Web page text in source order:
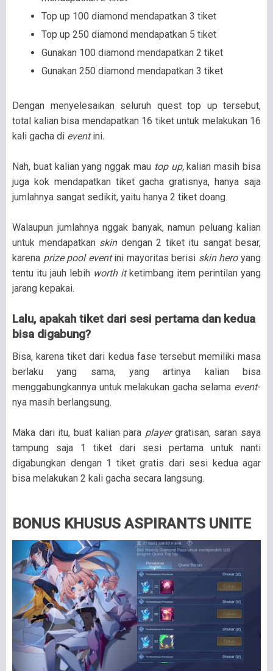
Top up 100 diamond mendapatkan 3 tiket
Top up 250 diamond mendapatkan 5 tiket
Gunakan 100 diamond mendapatkan 2 tiket
Gunakan 250 diamond mendapatkan 3 tiket
Dengan menyelesaikan seluruh quest top up tersebut,
total kalian bisa mendapatkan 16 tiket untuk melakukan 16
kali gacha di eventini.
Nah, buat kalian yang nggak mau top up,kalian masih bisa
juga kok mendapatkan tiket gacha gratisnya, hanya saja
jumlahnya sangat sedikit, yaitu hanya 2 tiket doang.
Walaupun jumlahnya nggak banyak, namun peluang kalian
untuk mendapatkan skin dengan 2 tiket itu sangat besar,
karena prize pool eventini mayoritas berisi skin heroyang
tentu itu jauh lebih worth itketimbang item perintilan yang
jarang kepakai.
Lalu, apakah tiket dari sesi pertama dan kedua
bisa digabung?
Bisa, karena tiket dari kedua fase tersebut memiliki masa
berlaku yang sama, yang artinya kalian bisa
menggabungkannya untuk melakukan gacha selama event-
nya masih berlangsung.
Maka dari itu, buat kalian para playergratisan, saran saya
tampung saja 1 tiket dari sesi pertama untuk nanti
digabungkan dengan 1 tiket gratis dari sesi kedua agar
bisa melakukan 2 kali gacha secara langsung.
BONUS KHUSUS ASPIRANTS UNITE